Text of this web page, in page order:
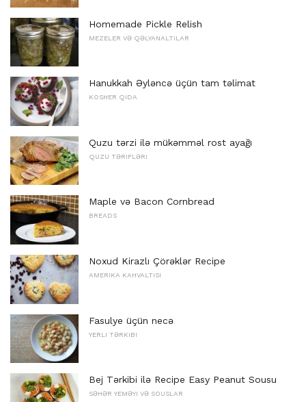
Homemade Pickle Relish
MEZELER VƏ QƏLYANALTILAR
Hanukkah Əyləncə üçün tam təlimat
KOSHER QIDA
Quzu tərzi ilə mükəmməl rost ayağı
QUZU TƏRIFLƏRI
Maple və Bacon Cornbread
BREADS
Noxud Kirazlı Çörəklər Recipe
AMERIKA KAHVALTISI
Fasulye üçün necə
YERLI TƏRKIBI
Bej Tərkibi ilə Recipe Easy Peanut Sousu
SƏHƏR YEMƏYI VƏ SOUSLAR